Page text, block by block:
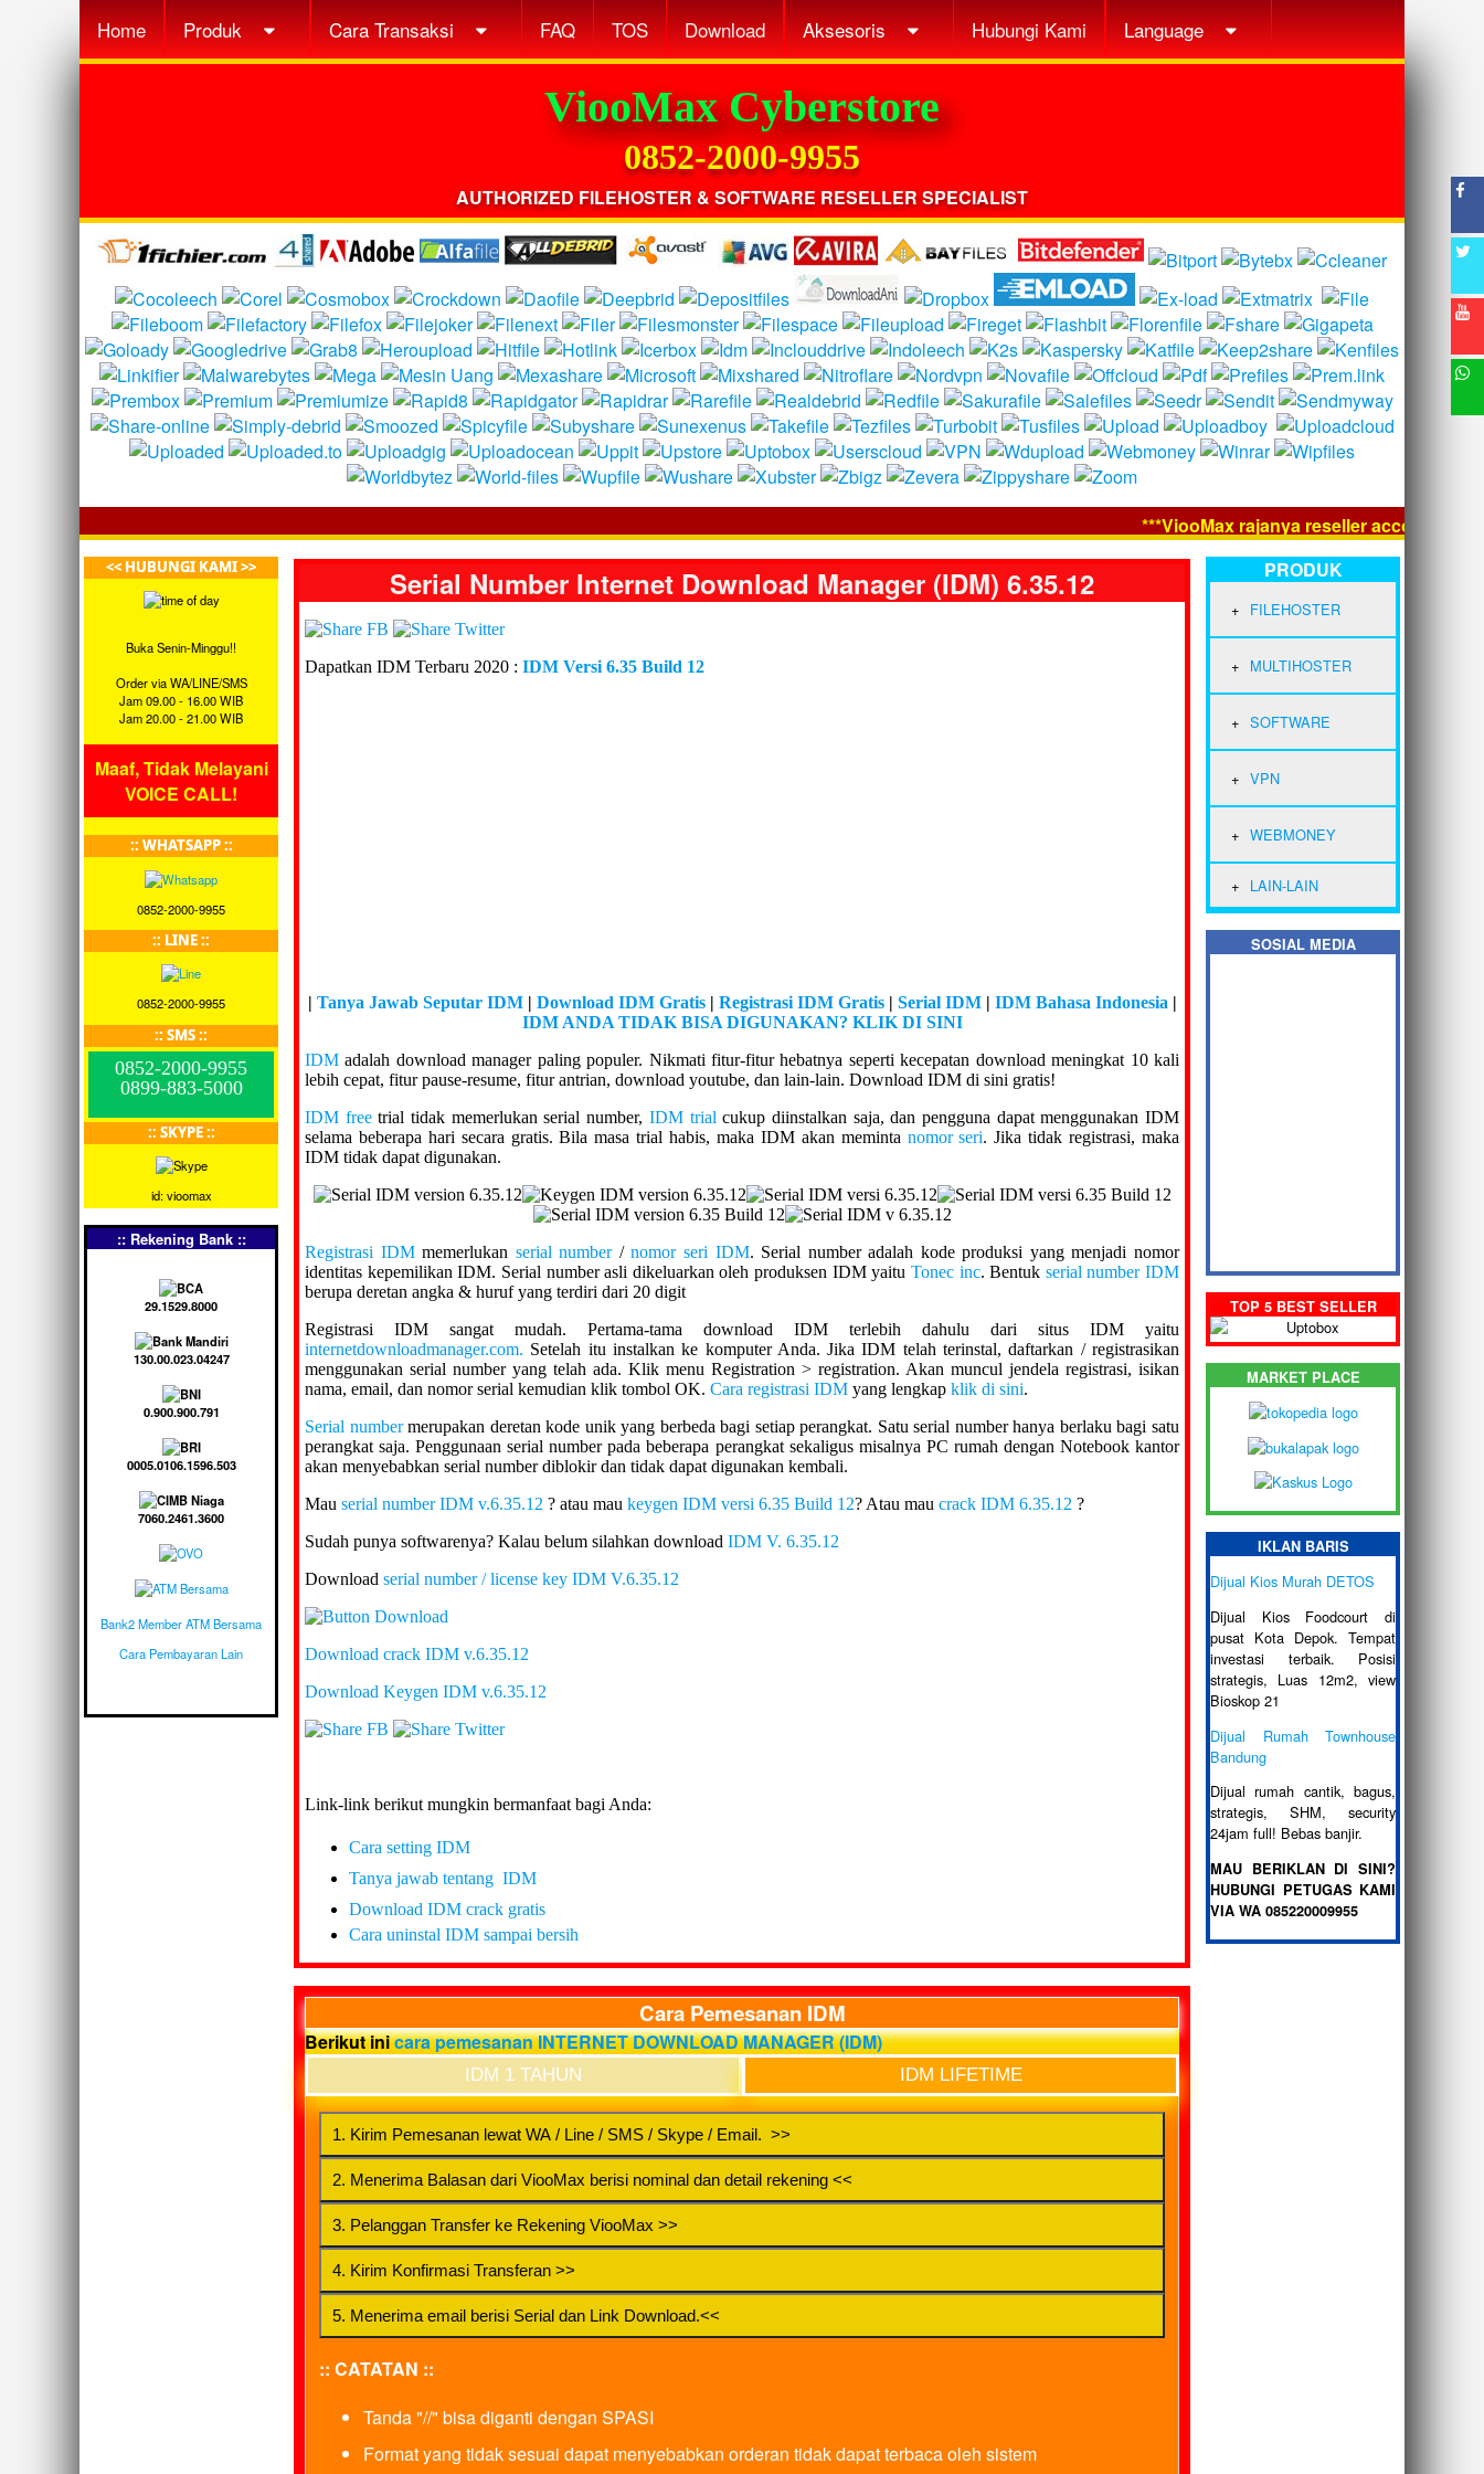
Home Produk Cara Transaksi FAQ TOS Download Aksesoris Hubungi Kami Language
ViooMax Cyberstore
0852-2000-9955
AUTHORIZED FILEHOSTER & SOFTWARE RESELLER SPECIALIST
***ViooMax rajanya reseller account
<< HUBUNGI KAMI >>
Buka Senin-Minggu!!
Order via WA/LINE/SMS
Jam 09.00 - 16.00 WIB
Jam 20.00 - 21.00 WIB
Maaf, Tidak Melayani
VOICE CALL!
:: WHATSAPP ::
0852-2000-9955
:: LINE ::
0852-2000-9955
:: SMS ::
0852-2000-9955
0899-883-5000
:: SKYPE ::
id: vioomax
:: Rekening Bank ::
29.1529.8000
130.00.023.04247
0.900.900.791
0005.0106.1596.503
7060.2461.3600
Bank2 Member ATM Bersama
Cara Pembayaran Lain
Serial Number Internet Download Manager (IDM) 6.35.12
Dapatkan IDM Terbaru 2020 : IDM Versi 6.35 Build 12
| Tanya Jawab Seputar IDM| Download IDM Gratis| Registrasi IDM Gratis| Serial IDM| IDM Bahasa Indonesia |
IDM ANDA TIDAK BISA DIGUNAKAN? KLIK DI SINI
IDM adalah download manager paling populer. Nikmati fitur-fitur hebatnya seperti kecepatan download meningkat 10 kali
lebih cepat, fitur pause-resume, fitur antrian, download youtube, dan lain-lain. Download IDM di sini gratis!
IDM freetrial tidak memerlukan serial number, IDM trial cukup diinstalkan saja, dan pengguna dapat menggunakan IDM
selama beberapa hari secara gratis. Bila masa trial habis, maka IDM akan meminta nomor seri. Jika tidak registrasi, maka
IDM tidak dapat digunakan.
Registrasi IDMmemerlukan serial number/nomor seri IDM. Serial number adalah kode produksi yang menjadi nomor
identitas kepemilikan IDM. Serial number asli dikeluarkan oleh produksen IDM yaitu Tonec inc. Bentuk serial number IDM
berupa deretan angka & huruf yang terdiri dari 20 digit
Registrasi IDM sangat mudah. Pertama-tama download IDM terlebih dahulu dari situs IDM yaitu
internetdownloadmanager.com. Setelah itu instalkan ke komputer Anda. Jika IDM telah terinstal, daftarkan / registrasikan
menggunakan serial number yang telah ada. Klik menu Registration > registration. Akan muncul jendela registrasi, isikan
nama, email, dan nomor serial kemudian klik tombol OK. Cara registrasi IDM yang lengkap klik di sini.
Serial numbermerupakan deretan kode unik yang berbeda bagi setiap perangkat. Satu serial number hanya berlaku bagi satu
perangkat saja. Penggunaan serial number pada beberapa perangkat sekaligus misalnya PC rumah dengan Notebook kantor
akan menyebabkan serial number diblokir dan tidak dapat digunakan kembali.
Mau serial number IDM v.6.35.12 ? atau mau keygen IDM versi 6.35 Build 12? Atau mau crack IDM 6.35.12 ?
Sudah punya softwarenya? Kalau belum silahkan download IDM V. 6.35.12
Download serial number / license key IDM V.6.35.12
Download crack IDM v.6.35.12
Download Keygen IDM v.6.35.12
Link-link berikut mungkin bermanfaat bagi Anda:
Cara setting IDM
Tanya jawab tentang IDM
Download IDM crack gratis
Cara uninstal IDM sampai bersih
Cara Pemesanan IDM
Berikut inicara pemesanan INTERNET DOWNLOAD MANAGER (IDM)
IDM 1 TAHUN IDM LIFETIME
1. Kirim Pemesanan lewat WA / Line / SMS / Skype / Email. >>
2. Menerima Balasan dari ViooMax berisi nominal dan detail rekening <<
3. Pelanggan Transfer ke Rekening ViooMax >>
4. Kirim Konfirmasi Transferan >>
5. Menerima email berisi Serial dan Link Download.<<
:: CATATAN ::
Tanda "//" bisa diganti dengan SPASI
Format yang tidak sesuai dapat menyebabkan orderan tidak dapat terbaca oleh sistem
PRODUK
FILEHOSTER
MULTIHOSTER
SOFTWARE
VPN
WEBMONEY
LAIN-LAIN
SOSIAL MEDIA
TOP 5 BEST SELLER
MARKET PLACE
IKLAN BARIS
Dijual Kios Murah DETOS
Dijual Kios Foodcourt di
pusat Kota Depok. Tempat
investasi terbaik. Posisi
strategis, Luas 12m2, view
Bioskop 21
Dijual Rumah Townhouse
Bandung
Dijual rumah cantik, bagus,
strategis, SHM, security
24jam full! Bebas banjir.
MAU BERIKLAN DI SINI?
HUBUNGI PETUGAS KAMI
VIA WA 085220009955